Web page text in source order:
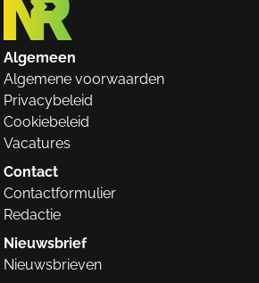
Algemeen
Algemene voorwaarden
Privacybeleid
Cookiebeleid
Vacatures
Contact
Contactformulier
Redactie
Nieuwsbrief
Nieuwsbrieven